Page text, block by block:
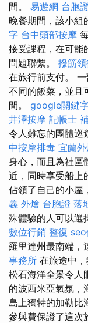
間。 易遊網 台胞證
晚餐期間，該小組
字 台中頭部按摩
接受課程，在可能
問題聯繫。 撥筋
在旅行前支付。
不同的飯菜，並且
間。 google關鍵
井澤按摩 記帳士
令人難忘的團體巡
中按摩排毒 宜蘭外
身心，而且為社區
近，同時享受船上
佔領了自己的小屋
義 外燴 台胞證 落
殊體驗的人可以選
數位行銷 整復
羅里達州最南端，
事務所 在旅途中
松石海洋全景令人
的波西米亞氣氛，
島上獨特的加勒比
參與費保證了這次